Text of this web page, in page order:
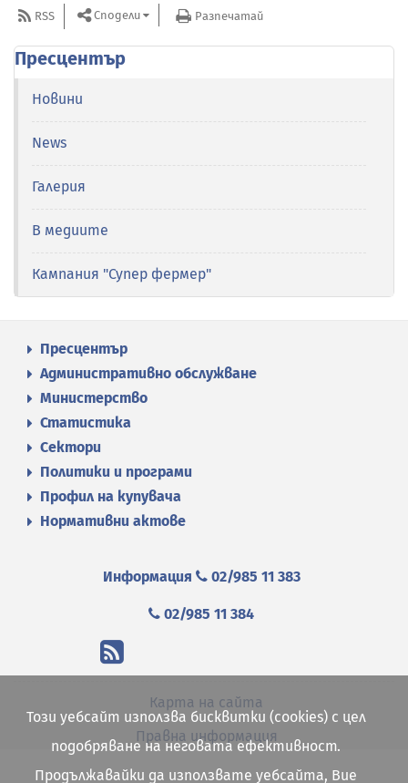
RSS Сподели Разпечатай
Пресцентър
Новини
News
Галерия
В медиите
Кампания "Супер фермер"
Пресцентър
Административно обслужване
Министерство
Статистика
Сектори
Политики и програми
Профил на купувача
Нормативни актове
Информация 02/985 11 383
02/985 11 384
Карта на сайта
Правна информация
Този уебсайт използва бисквитки (cookies) с цел
подобряване на неговата ефективност.
Продължавайки да използвате уебсайта, Вие